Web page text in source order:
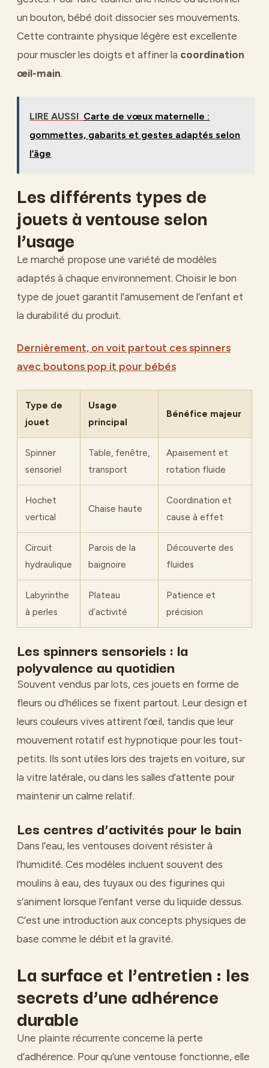
un bouton, bébé doit dissocier ses mouvements.
Cette contrainte physique légère est excellente
pour muscler les doigts et affiner la coordination
œil-main.
LIRE AUSSI Carte de vœux maternelle :
gommettes, gabarits et gestes adaptés selon
l’âge
Les différents types de
jouets à ventouse selon
l’usage
Le marché propose une variété de modèles
adaptés à chaque environnement. Choisir le bon
type de jouet garantit l’amusement de l’enfant et
la durabilité du produit.
Dernièrement, on voit partout ces spinners
avec boutons pop it pour bébés
Type de
jouet
Usage
principal
Bénéfice majeur
Spinner
sensoriel
Table, fenêtre,
transport
Apaisement et
rotation fluide
Hochet
vertical
Chaise haute
Coordination et
cause à effet
Circuit
hydraulique
Parois de la
baignoire
Découverte des
fluides
Labyrinthe
à perles
Plateau
d’activité
Patience et
précision
Les spinners sensoriels : la
polyvalence au quotidien
Souvent vendus par lots, ces jouets en forme de
fleurs ou d’hélices se fixent partout. Leur design et
leurs couleurs vives attirent l’œil, tandis que leur
mouvement rotatif est hypnotique pour les tout-
petits. Ils sont utiles lors des trajets en voiture, sur
la vitre latérale, ou dans les salles d’attente pour
maintenir un calme relatif.
Les centres d’activités pour le bain
Dans l’eau, les ventouses doivent résister à
l’humidité. Ces modèles incluent souvent des
moulins à eau, des tuyaux ou des figurines qui
s’animent lorsque l’enfant verse du liquide dessus.
C’est une introduction aux concepts physiques de
base comme le débit et la gravité.
La surface et l’entretien : les
secrets d’une adhérence
durable
Une plainte récurrente concerne la perte
d’adhérence. Pour qu’une ventouse fonctionne, elle